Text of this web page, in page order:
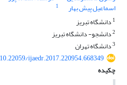
اسماعیل پیش بهار
1
1 دانشگاه تبریز
2دانشجو- دانشگاه تبریز
3دانشگاه تهران
10.22059/ijaedr.2017.220954.668349
چکیده